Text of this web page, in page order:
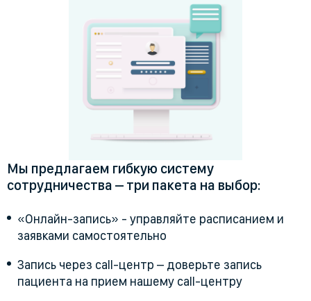
Мы предлагаем гибкую систему
сотрудничества – три пакета на выбор:
«Онлайн-запись» - управляйте расписанием и
заявками самостоятельно
Запись через call-центр – доверьте запись
пациента на прием нашему call-центру